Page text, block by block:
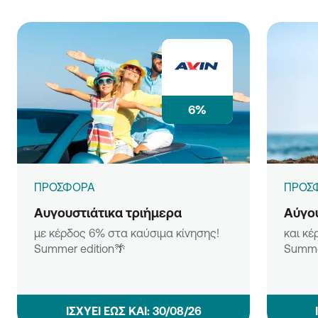
6%
ΠΡΟΣΦΟΡΑ
Αυγουστιάτικα τριήμερα
με κέρδος 6% στα καύσιμα κίνησης!
Summer edition🌴
ΙΣΧΥΕΙ ΕΩΣ ΚΑΙ: 30/08/26
και